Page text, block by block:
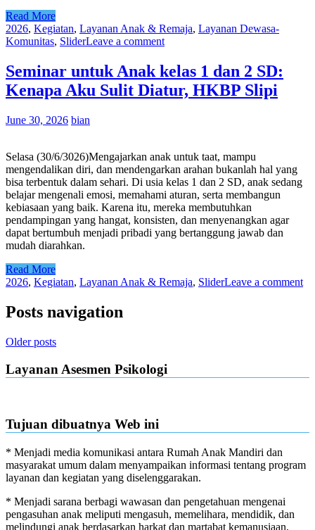
Read More
2026, Kegiatan, Layanan Anak & Remaja, Layanan Dewasa-
Komunitas, SliderLeave a comment
Seminar untuk Anak kelas 1 dan 2 SD:
Kenapa Aku Sulit Diatur, HKBP Slipi
June 30, 2026 bian
Selasa (30/6/3026)Mengajarkan anak untuk taat, mampu
mengendalikan diri, dan mendengarkan arahan bukanlah hal yang
bisa terbentuk dalam sehari. Di usia kelas 1 dan 2 SD, anak sedang
belajar mengenali emosi, memahami aturan, serta membangun
kebiasaan yang baik. Karena itu, mereka membutuhkan
pendampingan yang hangat, konsisten, dan menyenangkan agar
dapat bertumbuh menjadi pribadi yang bertanggung jawab dan
mudah diarahkan.
Read More
2026, Kegiatan, Layanan Anak & Remaja, SliderLeave a comment
Posts navigation
Older posts
Layanan Asesmen Psikologi
Tujuan dibuatnya Web ini
* Menjadi media komunikasi antara Rumah Anak Mandiri dan
masyarakat umum dalam menyampaikan informasi tentang program
layanan dan kegiatan yang diselenggarakan.
* Menjadi sarana berbagi wawasan dan pengetahuan mengenai
pengasuhan anak meliputi mengasuh, memelihara, mendidik, dan
melindungi anak berdasarkan harkat dan martabat kemanusiaan,